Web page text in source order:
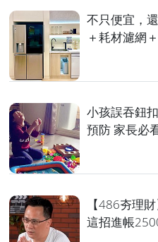
不只便宜，
＋耗材濾網
小孩誤吞鈕
預防 家長必
【486夯理
這招進帳